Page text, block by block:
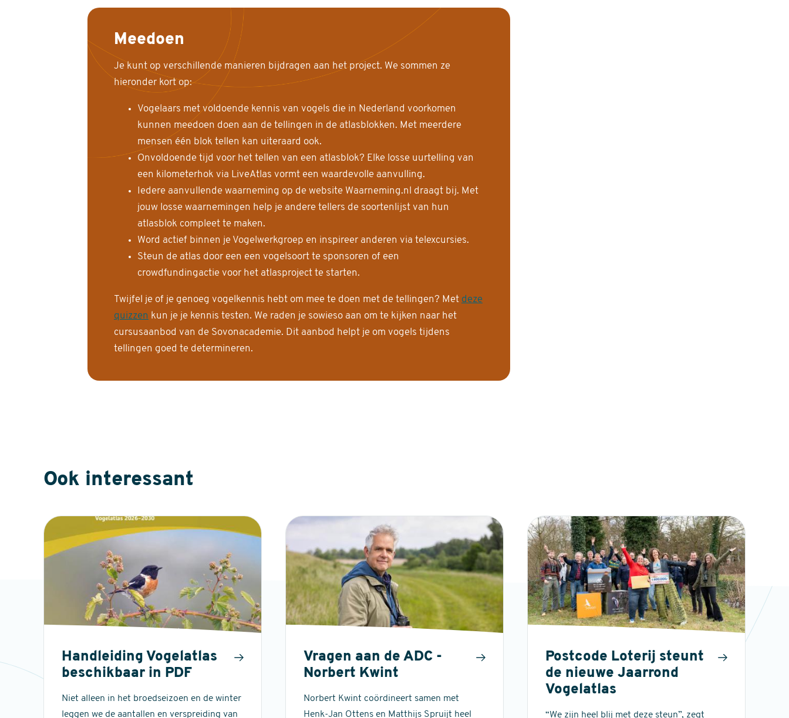
Meedoen
Je kunt op verschillende manieren bijdragen aan het project. We sommen ze
hieronder kort op:
Vogelaars met voldoende kennis van vogels die in Nederland voorkomen
kunnen meedoen doen aan de tellingen in de atlasblokken. Met meerdere
mensen één blok tellen kan uiteraard ook.
Onvoldoende tijd voor het tellen van een atlasblok? Elke losse uurtelling van
een kilometerhok via LiveAtlas vormt een waardevolle aanvulling.
Iedere aanvullende waarneming op de website Waarneming.nl draagt bij. Met
jouw losse waarnemingen help je andere tellers de soortenlijst van hun
atlasblok compleet te maken.
Word actief binnen je Vogelwerkgroep en inspireer anderen via telexcursies.
Steun de atlas door een een vogelsoort te sponsoren of een
crowdfundingactie voor het atlasproject te starten.
Twijfel je of je genoeg vogelkennis hebt om mee te doen met de tellingen? Met deze
quizzen kun je je kennis testen. We raden je sowieso aan om te kijken naar het
cursusaanbod van de Sovonacademie. Dit aanbod helpt je om vogels tijdens
tellingen goed te determineren.
Ook interessant
Handleiding Vogelatlas
beschikbaar in PDF
Niet alleen in het broedseizoen en de winter
leggen we de aantallen en verspreiding van
Vragen aan de ADC -
Norbert Kwint
Norbert Kwint coördineert samen met
Henk-Jan Ottens en Matthijs Spruijt heel
Postcode Loterij steunt
de nieuwe Jaarrond
Vogelatlas
“We zijn heel blij met deze steun”, zegt